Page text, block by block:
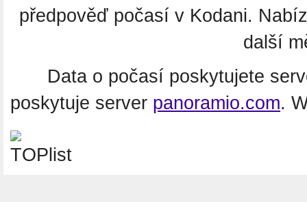
předpověď počasí v Kodani.
další
Data o počasí poskytujete
poskytuje server panoramio.com.